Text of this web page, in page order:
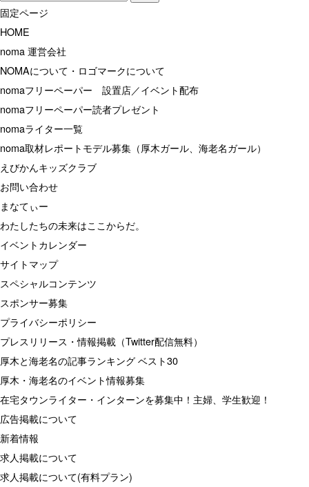
索:
固定ページ
HOME
noma 運営会社
NOMAについて・ロゴマークについて
nomaフリーペーパー 設置店／イベント配布
nomaフリーペーパー読者プレゼント
nomaライター一覧
noma取材レポートモデル募集（厚木ガール、海老名ガール）
えびかんキッズクラブ
お問い合わせ
まなてぃー
わたしたちの未来はここからだ。
イベントカレンダー
サイトマップ
スペシャルコンテンツ
スポンサー募集
プライバシーポリシー
プレスリリース・情報掲載（Twitter配信無料）
厚木と海老名の記事ランキング ベスト30
厚木・海老名のイベント情報募集
在宅タウンライター・インターンを募集中！主婦、学生歓迎！
広告掲載について
新着情報
求人掲載について
求人掲載について(有料プラン)